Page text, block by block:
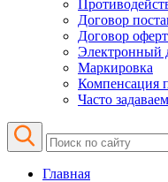
Договор
Договор
Электронный
Маркировка
Компенсация
Часто
Главная